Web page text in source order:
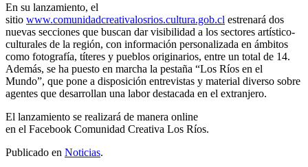
En su lanzamiento, el
sitio www.comunidadcreativalosrios.cultura.gob.cl estrenará dos
nuevas secciones que buscan dar visibilidad a los sectores artístico-
culturales de la región, con información personalizada en ámbitos
como fotografía, títeres y pueblos originarios, entre un total de 14.
Además, se ha puesto en marcha la pestaña “Los Ríos en el
Mundo”, que pone a disposición entrevistas y material diverso sobre
agentes que desarrollan una labor destacada en el extranjero.
El lanzamiento se realizará de manera online
en el Facebook Comunidad Creativa Los Ríos.
Publicado en Noticias.